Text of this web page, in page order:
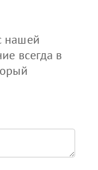
нашей
всегда в